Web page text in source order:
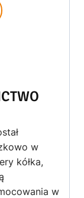
w
kółka,
w